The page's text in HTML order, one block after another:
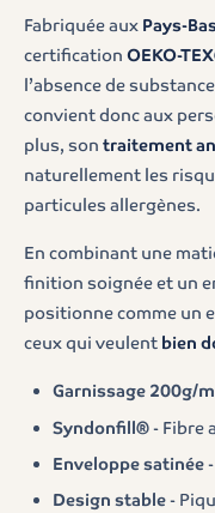
Fabriquée aux Pays-
certification OEKO-
l’absence de
convient donc aux
plus, son traitement
naturellement les
particules allergènes.
En combinant une
finition soignée et un
positionne comme un
ceux qui veulent bien
Garnissage 200g/
Syndonfill®- Fibre
Enveloppe satinée-
Design stable-